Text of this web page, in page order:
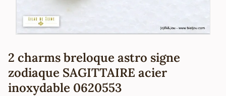
2 charms breloque astro signe
zodiaque SAGITTAIRE acier
inoxydable 0620553